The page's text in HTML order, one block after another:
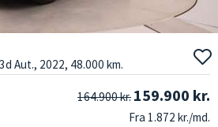
Aut., 2022, 48.000 km.
164.900 kr. 159.900 kr.
Fra 1.872 kr./md.